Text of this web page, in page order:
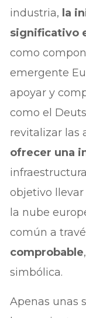
industria, la
significativo
como
emergente
apoyar y
como el
revitalizar las
ofrecer una
objetivo
la nube
común a
comprobable
simbólica.
Apenas unas